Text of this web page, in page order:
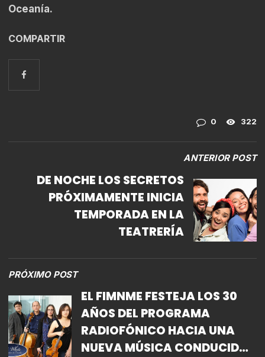
Oceanía.
COMPARTIR
0 322
ANTERIOR POST
DE NOCHE LOS SECRETOS
PRÓXIMAMENTE INICIA
TEMPORADA EN LA
TEATRERÍA
PRÓXIMO POST
EL FIMNME FESTEJA LOS 30
AÑOS DEL PROGRAMA
RADIOFÓNICO HACIA UNA
NUEVA MÚSICA CONDUCIDO